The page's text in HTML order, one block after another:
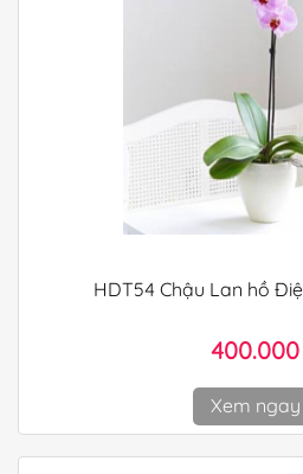
HDT54 Chậu Lan hồ
Xem ngay